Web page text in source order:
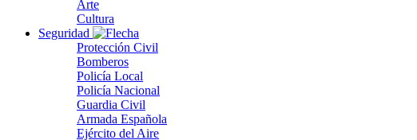
Arte
Cultura
Seguridad
Protección Civil
Bomberos
Policía Local
Policía Nacional
Guardia Civil
Armada Española
Ejército del Aire